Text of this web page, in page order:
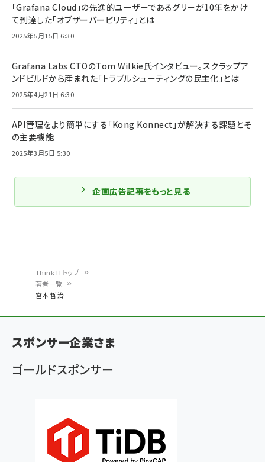
ン
く
ず
Think ITトップ
著者一覧
宮本 哲治
「Grafana Cloud」の先進的ユーザーであるグリーが10年をかけ
て到達した「オブザーバービリティ」とは
2025年5月15日 6:30
Grafana Labs CTOのTom Wilkie氏インタビュー。スクラップア
ンドビルドから産まれた「トラブルシューティングの民主化」とは
2025年4月21日 6:30
API管理をより簡単にする「Kong Konnect」が解決する課題とそ
の主要機能
2025年3月5日 5:30
企画広告記事をもっと見る
スポンサー企業さま
ゴールドスポンサー